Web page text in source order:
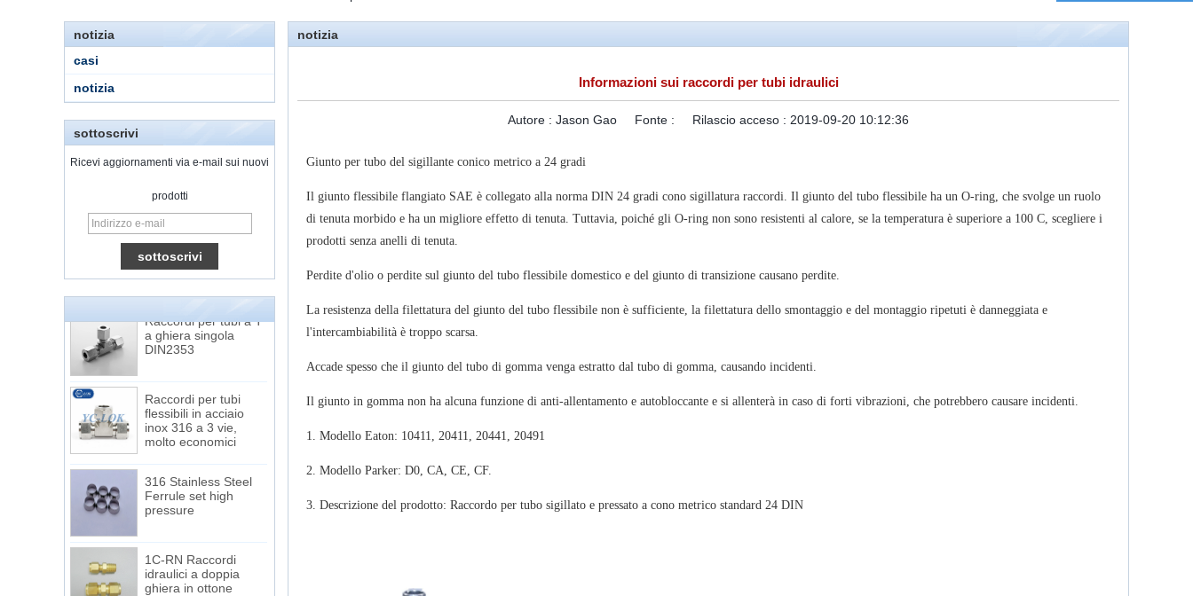
notizia
casi
notizia
sottoscrivi
Ricevi aggiornamenti via e-mail sui nuovi
prodotti
15 Stainless Steel
Double Ferrules Inch
Tube 12 to NPT 12
Male Connector
a ghiera singola
DIN2353
flessibili in acciaio
inox 316 a 3 vie,
molto economici
Ferrule set high
pressure
idraulici a doppia
ghiera in ottone
notizia
Informazioni sui raccordi per tubi idraulici
Autore : Jason Gao Fonte : Rilascio acceso : 2019-09-20 10:12:36
Giunto per tubo del sigillante conico metrico a 24 gradi
Il giunto flessibile flangiato SAE è collegato alla norma DIN 24 gradi cono sigillatura raccordi. Il giunto del tubo flessibile ha un O-ring, che svolge un ruolo
di tenuta morbido e ha un migliore effetto di tenuta. Tuttavia, poiché gli O-ring non sono resistenti al calore, se la temperatura è superiore a 100 C, scegliere i
prodotti senza anelli di tenuta.
Perdite d'olio o perdite sul giunto del tubo flessibile domestico e del giunto di transizione causano perdite.
La resistenza della filettatura del giunto del tubo flessibile non è sufficiente, la filettatura dello smontaggio e del montaggio ripetuti è danneggiata e
l'intercambiabilità è troppo scarsa.
Accade spesso che il giunto del tubo di gomma venga estratto dal tubo di gomma, causando incidenti.
Il giunto in gomma non ha alcuna funzione di anti-allentamento e autobloccante e si allenterà in caso di forti vibrazioni, che potrebbero causare incidenti.
1. Modello Eaton: 10411, 20411, 20441, 20491
2. Modello Parker: D0, CA, CE, CF.
3. Descrizione del prodotto: Raccordo per tubo sigillato e pressato a cono metrico standard 24 DIN